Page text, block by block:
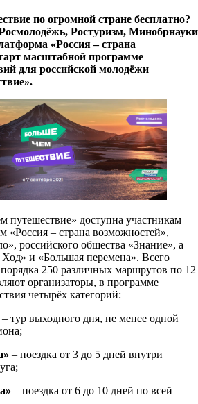
по огромной стране бесплатно?
Ростуризм, Минобрнауки
«Россия – страна
масштабной программе
для российской молодёжи
путешествие» доступна участникам
«Россия – страна возможностей»,
российского общества «Знание», а
и «Большая перемена». Всего
250 различных маршрутов по 12
организаторы, в программе
четырёх категорий:
– тур выходного дня, не менее одной
– поездка от 3 до 5 дней внутри
– поездка от 6 до 10 дней по всей